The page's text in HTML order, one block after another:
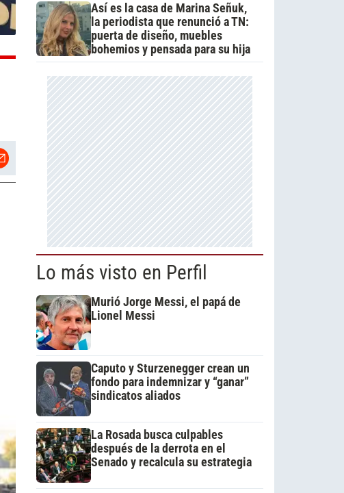
Así es la casa de Marina Señuk,
la periodista que renunció a TN:
puerta de diseño, muebles
bohemios y pensada para su hija
Lo más visto en Perfil
Murió Jorge Messi, el papá de
Lionel Messi
Caputo y Sturzenegger crean un
fondo para indemnizar y “ganar”
sindicatos aliados
La Rosada busca culpables
después de la derrota en el
Senado y recalcula su estrategia